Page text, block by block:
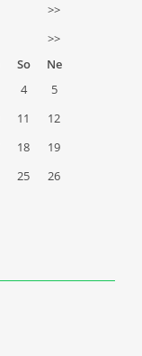
>>
>>
So
Ne
4
5
11
12
18
19
25
26